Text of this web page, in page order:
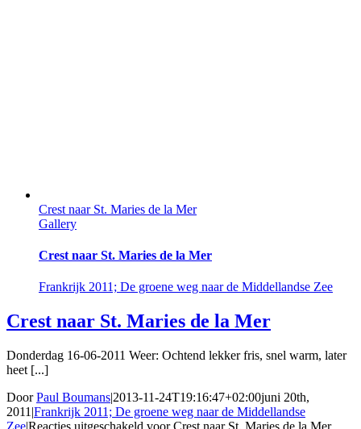
Crest naar St. Maries de la Mer
Gallery
Crest naar St. Maries de la Mer
Frankrijk 2011; De groene weg naar de Middellandse Zee
Crest naar St. Maries de la Mer
Donderdag 16-06-2011 Weer: Ochtend lekker fris, snel warm, later
heet [...]
DoorPaul Boumans|2013-11-24T19:16:47+02:00juni 20th,
2011 |Frankrijk 2011; De groene weg naar de Middellandse